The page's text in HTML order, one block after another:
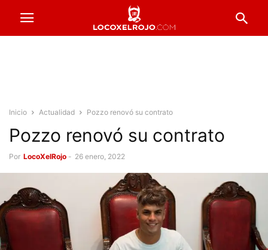
Inicio Actualidad Pozzo renovó su contrato
Pozzo renovó su contrato
Por LocoXelRojo - 26 enero, 2022